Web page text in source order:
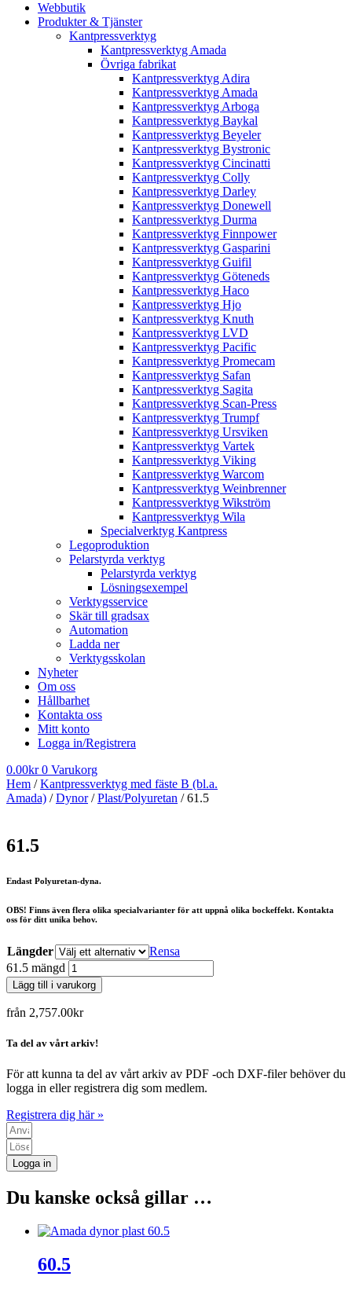
Webbutik
Produkter & Tjänster
Kantpressverktyg
Kantpressverktyg Amada
Övriga fabrikat
Kantpressverktyg Adira
Kantpressverktyg Amada
Kantpressverktyg Arboga
Kantpressverktyg Baykal
Kantpressverktyg Beyeler
Kantpressverktyg Bystronic
Kantpressverktyg Cincinatti
Kantpressverktyg Colly
Kantpressverktyg Darley
Kantpressverktyg Donewell
Kantpressverktyg Durma
Kantpressverktyg Finnpower
Kantpressverktyg Gasparini
Kantpressverktyg Guifil
Kantpressverktyg Göteneds
Kantpressverktyg Haco
Kantpressverktyg Hjo
Kantpressverktyg Knuth
Kantpressverktyg LVD
Kantpressverktyg Pacific
Kantpressverktyg Promecam
Kantpressverktyg Safan
Kantpressverktyg Sagita
Kantpressverktyg Scan-Press
Kantpressverktyg Trumpf
Kantpressverktyg Ursviken
Kantpressverktyg Vartek
Kantpressverktyg Viking
Kantpressverktyg Warcom
Kantpressverktyg Weinbrenner
Kantpressverktyg Wikström
Kantpressverktyg Wila
Specialverktyg Kantpress
Legoproduktion
Pelarstyrda verktyg
Pelarstyrda verktyg
Lösningsexempel
Verktygsservice
Skär till gradsax
Automation
Ladda ner
Verktygsskolan
Nyheter
Om oss
Hållbarhet
Kontakta oss
Mitt konto
Logga in/Registrera
0.00kr 0 Varukorg
Hem /Kantpressverktyg med fäste B (bl.a.
Amada) /Dynor/Plast/Polyuretan / 61.5
61.5
Endast Polyuretan-dyna.
OBS! Finns även flera olika specialvarianter för att uppnå olika bockeffekt. Kontakta
oss för ditt unika behov.
Längder
Rensa
61.5 mängd
Lägg till i varukorg
från 2,757.00kr
Ta del av vårt arkiv!
För att kunna ta del av vårt arkiv av PDF -och DXF-filer behöver du
logga in eller registrera dig som medlem.
Registrera dig här »
Logga in
Du kanske också gillar …
60.5